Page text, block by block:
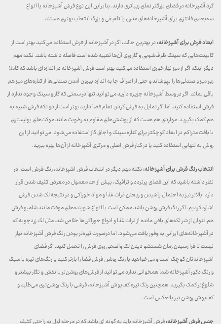
گرد آشپزخانه در فضای بزرگتر نمای زیباتری دارند. بنابراین این نوع فرش آشپزخانه یا انواع
سه‌بعدی فانتزی برای آشپزخانه‌های مدرن یا تلفیقی و بزرگ انتخاب بهتری هستند.
ابعاد فرش برای آشپزخانه:در بهترین حالت، اگر در آشپزخانه از فرش استفاده می‌کنید بهتر است از
کابینت‌هایی که سینک ظرف‌شویی و گاز روی آن‌ها تعبیه شده است فاصله داشته باشد. نکته‌ مهم
دیگر اینکه اگر از میز نهارخوری استفاده می‌کنید بهتر است فرش آشپزخانه در اندازه‌ای باشد که کاملا
زیر میز و صندلی‌ها را بپوشاند و حتی از اطراف جا به اندازه بیرون آمدن صندلی‌ها از کناره‌های میز هم
باقی بماند. اگر در وسط آشپزخانه جزیره دارید می‌توانید تنها در سمتی که گاز و سینک وجود ندارد از
فرش استفاده کنید. اما اگر تمایل به فرش کردن تمام فضا دارید بهتر است از دو تکه فرش شبیه به
هم کمک بگیرید. مواردی هم هست که از پوشش‌های مقاوم به رطوبت مانند موکت‌های پولیستری
با بافت متراکم در ابعاد کوچکتر برای کناره سینک و اجاق گاز استفاده می‌شود. می‌توانید از این
روش به تنهایی استفاده کنید یا در کنار فرش اصلی و مرکزی آشپزخانه از آن‌ها بهره ببرید.
انتخاب رنگ فرش برای آشپزخانه:نکته مهم دیگر در انتخاب فرش آشپزخانه، رنگ فرش است. در
نظر داشته باشید که این فضای پرتردد و ترافیک، بیش از حد معمول در معرض کثیف شدن قرار
دارد. بالاتر نیز به احتمال پاشیدن و ریختن ذرات غذا و مواد خوراکی و در نتیجه لک شدن فرش
اشاره کردیم. اگر رنگ فرش روشن باشد ممکن است با انواع شوینده‌های موقت مانند شامپو فرش
هم نتوان از شر لکه‌های باقی مانده از ذرات غذا و انواع خوراکی‌ها خلاص شد. مثل لک زردچوبه که
در آشپزخانه‌های ایرانی به وفور یافت می‌شود. اما درصورت تیره‌تر بودن رنگ فرش آشپزخانه نیاز
نیست تا فرا رسیدن زمان شستشو دیدن لک واضحی روی فرش را تحمل کنید. اگر فضای
آشپزخانه‌تان کوچک است و می‌خواهید با رنگ روشن فرش فضا را بازتر کنید یا رنگ‌های تیره با سبک
و رنگ دکور آشپزخانه شما همخوانی ندارد می‌توانید از فرش‌های روشن‌تر با نقش و نگار بیشتر و
شلوغ‌تر کمک بگیرید. همچنین رنگ تیره کف‌پوش آشپزخانه، فرشی با رنگ روشن‌تری می‌طلبد و
کف‌پوش روشن نیز بالعکس است.
جنس فرش آشپزخانه:فرش آشپزخانه باید به گونه ای باشد که در مرحله اول به راحتی کثیف